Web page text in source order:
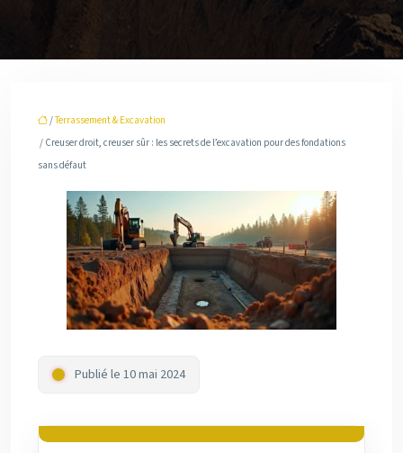
/Terrassement & Excavation
/ Creuser droit, creuser sûr : les secrets de l’excavation pour des fondations
sans défaut
Publié le 10 mai 2024